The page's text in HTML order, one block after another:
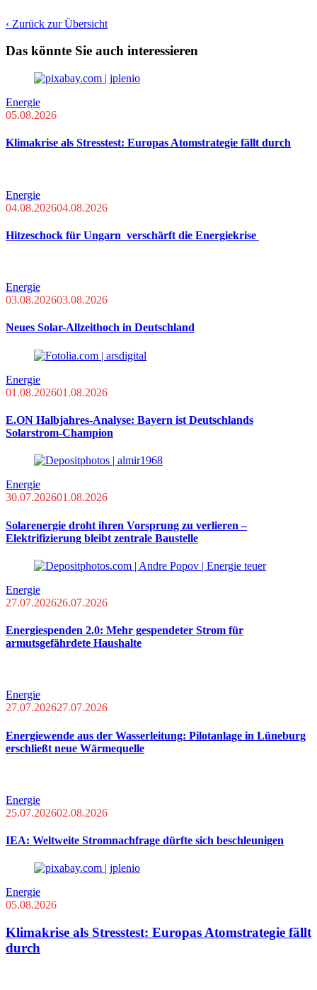
‹ Zurück zur Übersicht
Das könnte Sie auch interessieren
Energie
05.08.2026
Klimakrise als Stresstest: Europas Atomstrategie fällt durch
Energie
04.08.202604.08.2026
Hitzeschock für Ungarn verschärft die Energiekrise
Energie
03.08.202603.08.2026
Neues Solar-Allzeithoch in Deutschland
Energie
01.08.202601.08.2026
E.ON Halbjahres-Analyse: Bayern ist Deutschlands
Solarstrom-Champion
Energie
30.07.202601.08.2026
Solarenergie droht ihren Vorsprung zu verlieren –
Elektrifizierung bleibt zentrale Baustelle
Energie
27.07.202626.07.2026
Energiespenden 2.0: Mehr gespendeter Strom für
armutsgefährdete Haushalte
Energie
27.07.202627.07.2026
Energiewende aus der Wasserleitung: Pilotanlage in Lüneburg
erschließt neue Wärmequelle
Energie
25.07.202602.08.2026
IEA: Weltweite Stromnachfrage dürfte sich beschleunigen
Energie
05.08.2026
Klimakrise als Stresstest: Europas Atomstrategie fällt
durch